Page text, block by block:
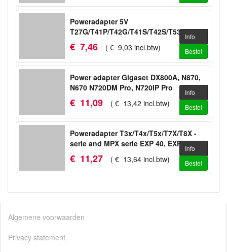
Poweradapter 5V
T27G/T41P/T42G/T41S/T42S/T53/T53W/WH64
€ 7,46 ( € 9,03 incl.btw)
Info
Bestel
Power adapter Gigaset DX800A, N870,
N670 N720DM Pro, N720IP Pro
€ 11,09 ( € 13,42 incl.btw)
Info
Bestel
Poweradapter T3x/T4x/T5x/T7X/T8X -
serie and MPX serie EXP 40, EXP 50
€ 11,27 ( € 13,64 incl.btw)
Info
Bestel
Algemene voorwaarden
Privacy statement